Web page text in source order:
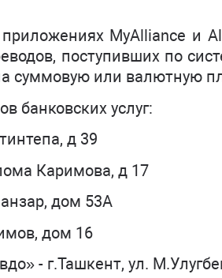
MyAlliance и
поступивших по
cуммовую или валютную
банковских услуг:
д 39
Каримова, д 17
дом 53А
дом 16
- г.Ташкент, ул.